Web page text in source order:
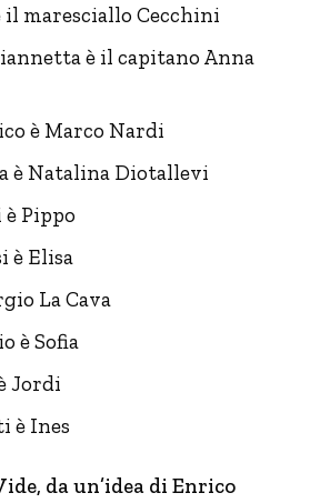
il maresciallo Cecchini
è il capitano Anna
è Marco Nardi
è Natalina Diotallevi
è Pippo
è Elisa
La Cava
è Sofia
Jordi
è Ines
da un’idea di Enrico